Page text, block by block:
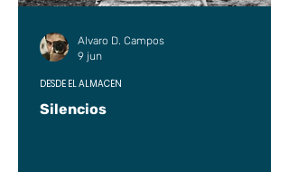
Silencios
DESDE EL ALMACÉN
Alvaro D. Campos
9 jun